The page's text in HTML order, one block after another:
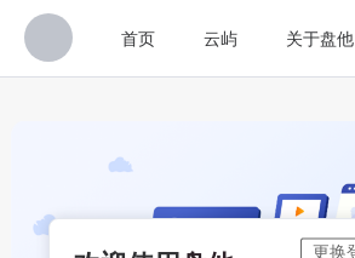
首页 云屿 关于盘他